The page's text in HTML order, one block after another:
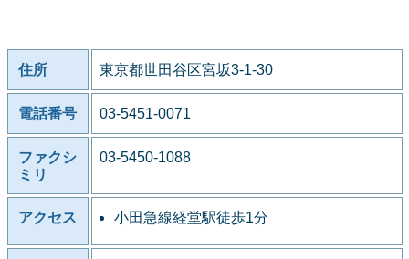
住所 東京都世田谷区宮坂3-1-30
電話番号 03-5451-0071
ファクシ
ミリ
03-5450-1088
アクセス 小田急線経堂駅徒歩1分